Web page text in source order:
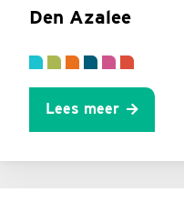
Den Azalee
Lees meer